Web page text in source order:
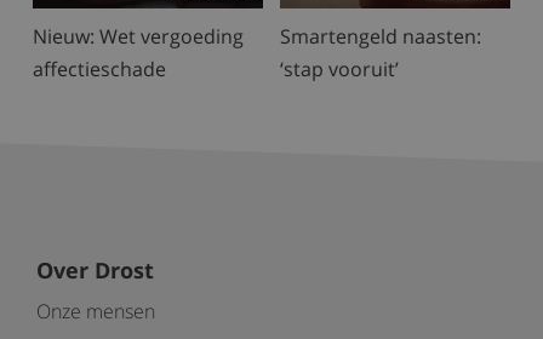
Nieuw: Wet vergoeding
affectieschade
Smartengeld naasten:
‘stap vooruit’
Over Drost
Onze mensen